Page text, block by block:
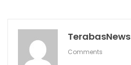
TerabasNews
Comments